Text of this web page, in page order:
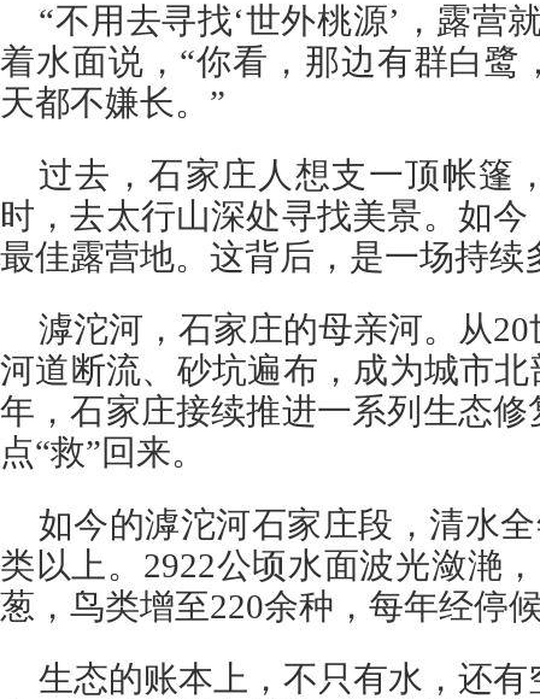
“不用去寻找‘世外桃源’，露营
着水面说，“你看，那边有群白鹭
天都不嫌长。”
过去，石家庄人想支一顶帐篷
时，去太行山深处寻找美景。如
最佳露营地。这背后，是一场持续
滹沱河，石家庄的母亲河。从
河道断流、砂坑遍布，成为城市
年，石家庄接续推进一系列生态
点“救”回来。
如今的滹沱河石家庄段，清水
类以上。2922公顷水面波光潋滟
葱，鸟类增至220余种，每年经停
生态的账本上，不只有水，还